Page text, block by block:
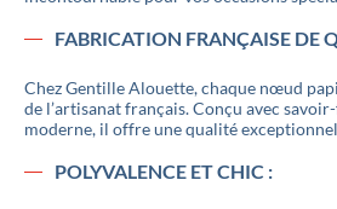
FABRICATION FRANÇAISE DE
Chez Gentille Alouette, chaque nœud
de l’artisanat français. Conçu avec
moderne, il offre une qualité
POLYVALENCE ET CHIC :